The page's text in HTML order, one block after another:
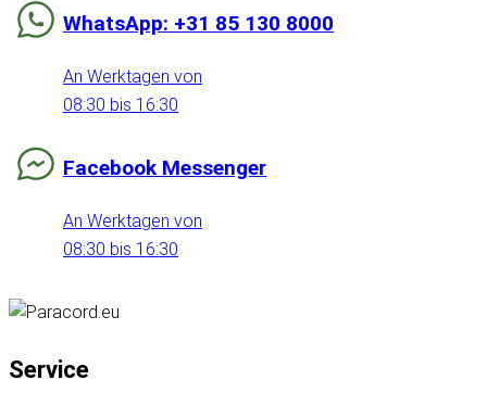
WhatsApp: +31 85 130 8000
An Werktagen von
08:30 bis 16:30
Facebook Messenger
An Werktagen von
08:30 bis 16:30
Service